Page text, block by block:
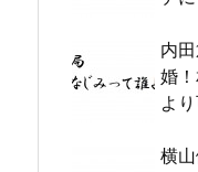
内
婚
よ
横